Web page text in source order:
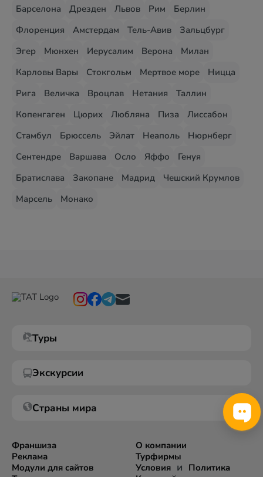
Барселона
Дрезден Львов Рим
Берлин
Флоренция
Амстердам Тель-Авив
Зальцбург
Эгер
Мюнхен Иерусалим Верона
Милан
Карловы Вары
Стокгольм Мертвое море
Ницца
Рига
Величка Вроцлав Нетания
Таллин
Копенгаген
Цюрих Любляна Пиза
Лиссабон
Стамбул
Брюссель Эйлат Неаполь
Нюрнберг
Сентендре
Варшава Осло Яффо
Генуя
Братислава
Закопане Мадрид
Чешский Крумлов
Марсель
Монако
Туры
Экскурсии
Страны мира
Франшиза
Реклама
Модули для сайтов
О компании
Турфирмы
Условияи Политика